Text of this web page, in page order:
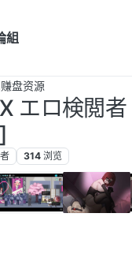
組
盘资源
エロ検閲
314 浏览